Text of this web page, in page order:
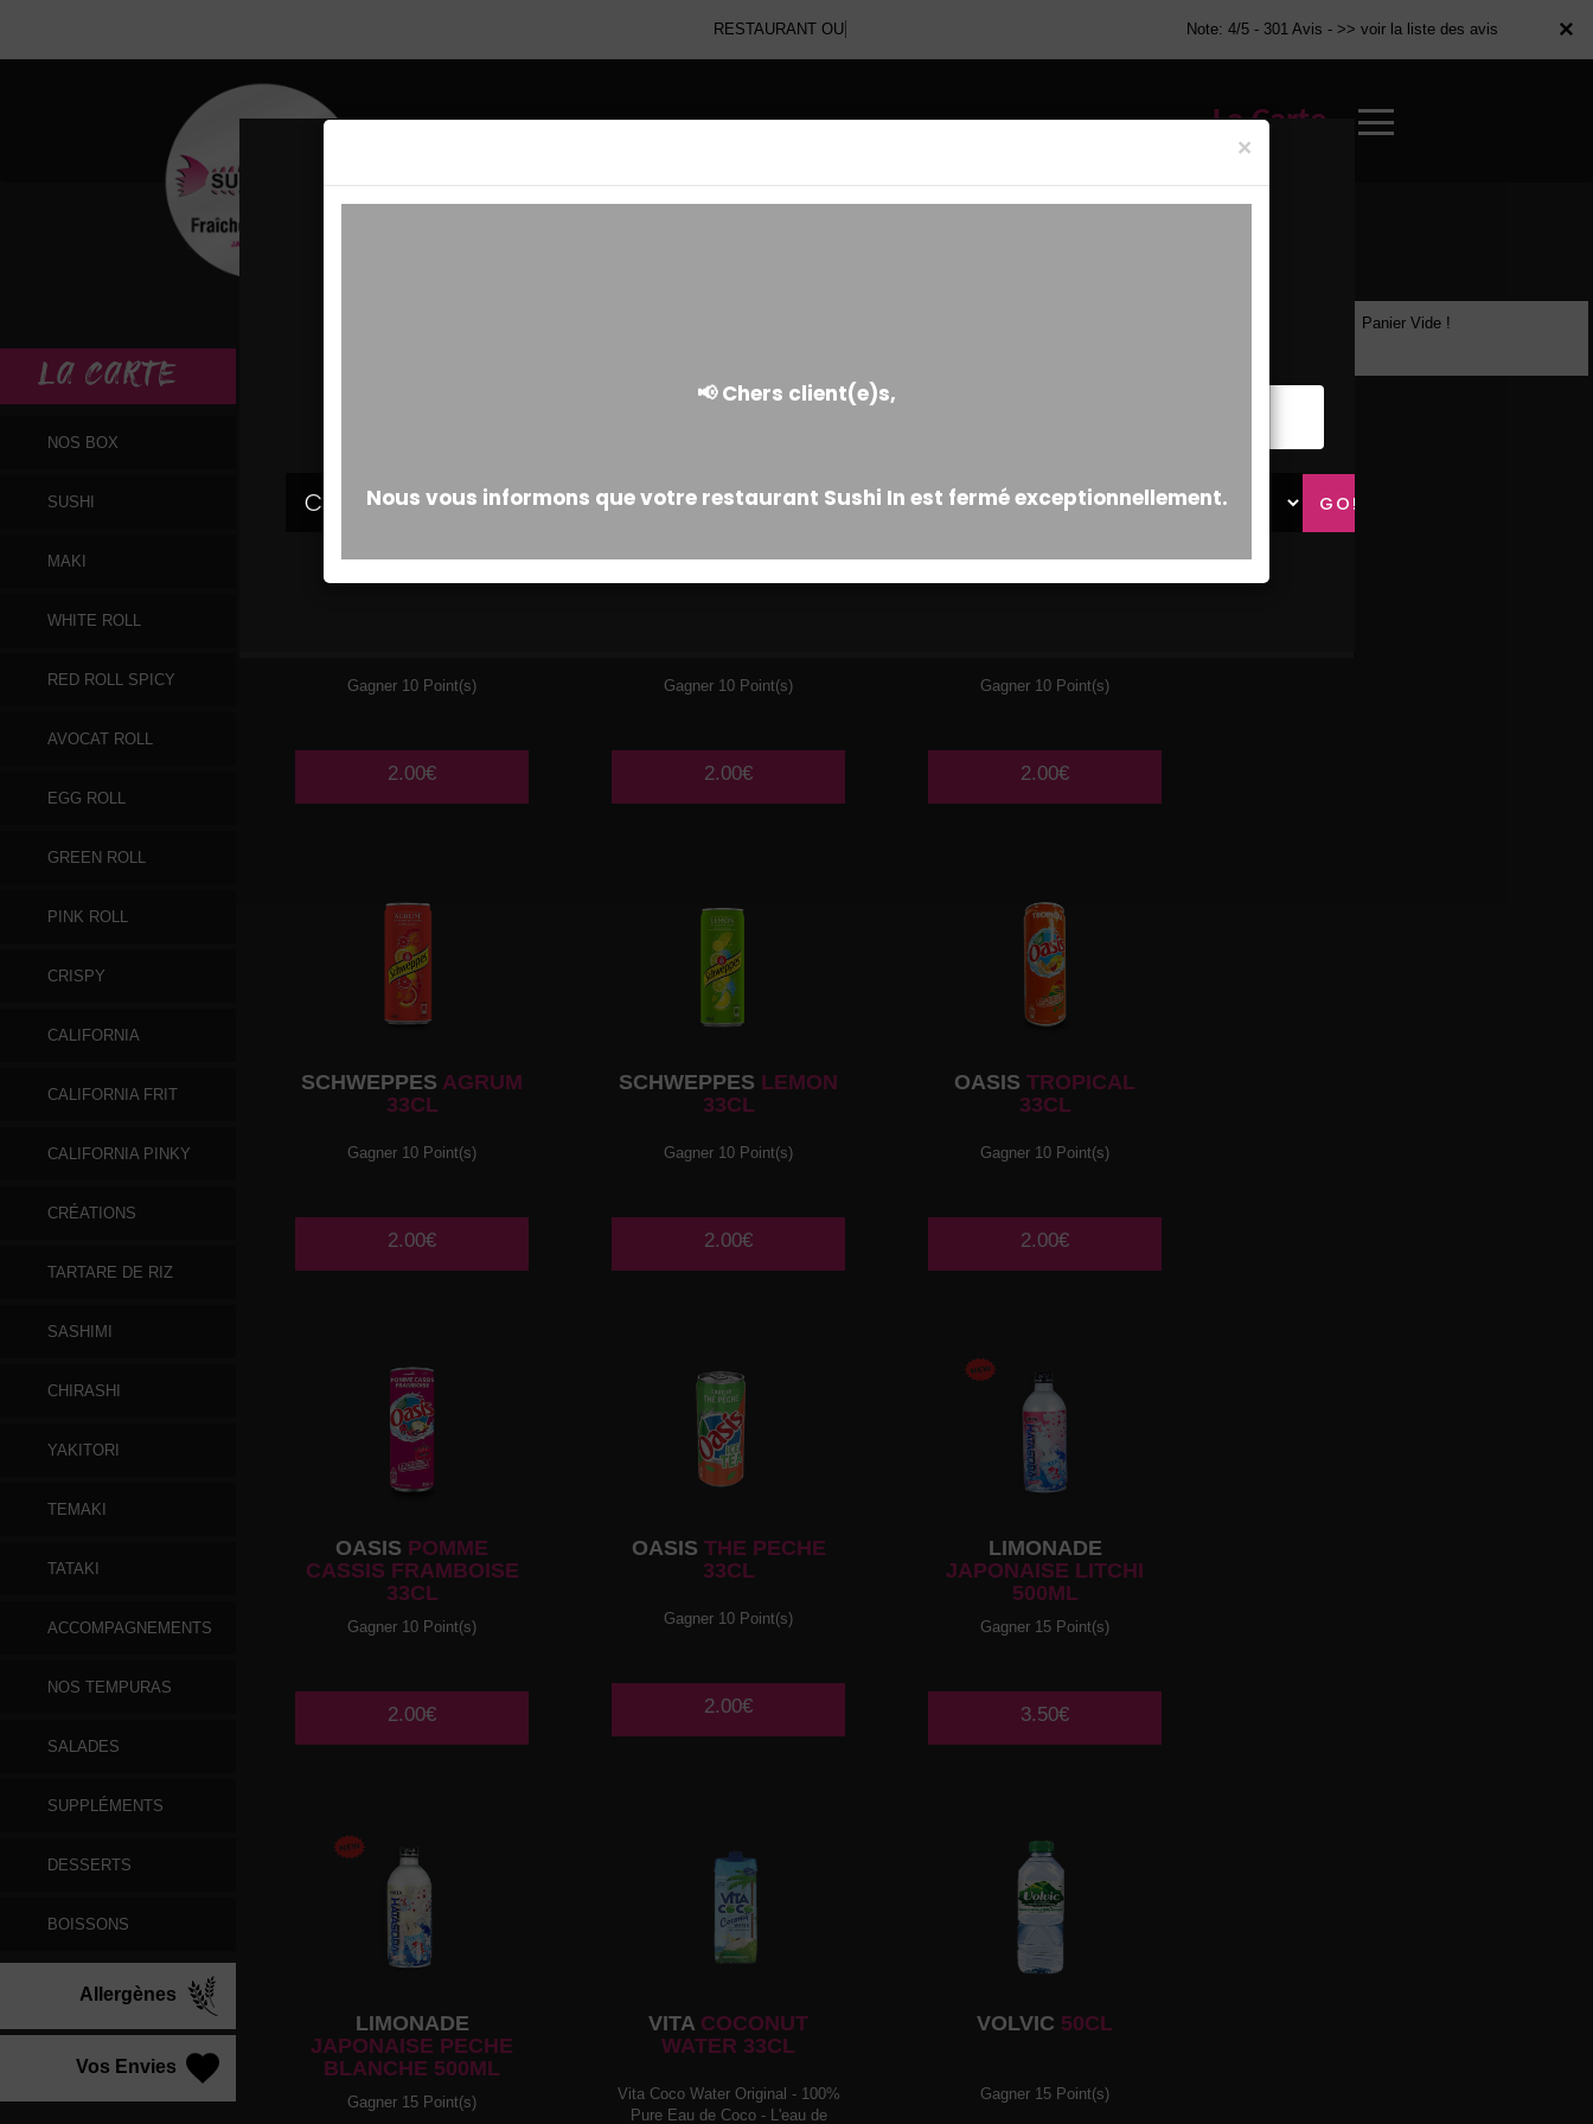
×
V Note: 4/5 - 301 Avis - >> voir la liste des avis
La Carte
×
LA CARTE
NOS BOX
SUSHI
MAKI
WHITE ROLL
RED ROLL SPICY
AVOCAT ROLL
EGG ROLL
GREEN ROLL
PINK ROLL
CRISPY
CALIFORNIA
CALIFORNIA FRIT
CALIFORNIA PINKY
CRÉATIONS
TARTARE DE RIZ
SASHIMI
CHIRASHI
YAKITORI
TEMAKI
TATAKI
ACCOMPAGNEMENTS
NOS TEMPURAS
SALADES
SUPPLÉMENTS
DESSERTS
BOISSONS
Allergènes
Vos Envies
Gagner 10 Point(s)
2.00€
Gagner 10 Point(s)
2.00€
Gagner 10 Point(s)
2.00€
SCHWEPPES AGRUM
33CL
Gagner 10 Point(s)
2.00€
SCHWEPPES LEMON
33CL
Gagner 10 Point(s)
2.00€
OASIS TROPICAL
33CL
Gagner 10 Point(s)
2.00€
OASIS POMME
CASSIS FRAMBOISE
33CL
Gagner 10 Point(s)
2.00€
OASIS THE PECHE
33CL
Gagner 10 Point(s)
2.00€
LIMONADE
JAPONAISE LITCHI
500ML
Gagner 15 Point(s)
3.50€
LIMONADE
JAPONAISE PECHE
BLANCHE 500ML
Gagner 15 Point(s)
VITA COCONUT
WATER 33CL
Vita Coco Water Original - 100%
Pure Eau de Coco - L'eau de
VOLVIC 50CL
Gagner 15 Point(s)
Panier Vide !
×